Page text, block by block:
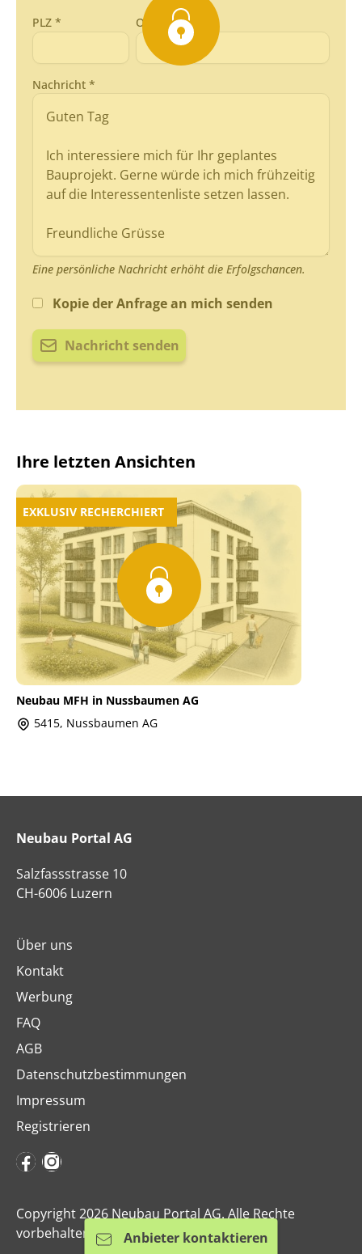
PLZ * Ort *
Nachricht *
Eine persönliche Nachricht erhöht die Erfolgschancen.
Kopie der Anfrage an mich senden
Nachricht senden
Ihre letzten Ansichten
EXKLUSIV RECHERCHIERT
Neubau MFH in Nussbaumen AG
5415, Nussbaumen AG
Anbieter kontaktieren
Neubau Portal AG
Salzfassstrasse 10
CH-6006 Luzern
Über uns
Kontakt
Werbung
FAQ
AGB
Datenschutzbestimmungen
Impressum
Registrieren
Copyright 2026 Neubau Portal AG. Alle Rechte
vorbehalten.